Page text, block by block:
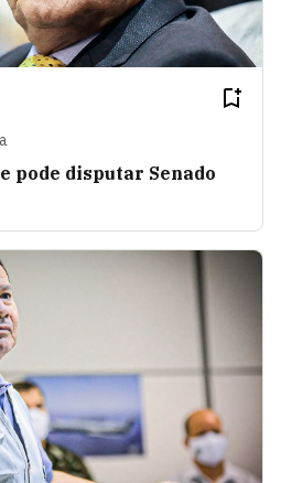
pode disputar Senado